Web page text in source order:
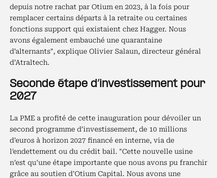
depuis notre rachat par Otium en 2023, à la fois pour
remplacer certains départs à la retraite ou certaines
fonctions support qui existaient chez Hagger. Nous
avons également embauché une quarantaine
d’alternants", explique Olivier Salaun, directeur général
d’Atraltech.
Seconde étape d’investissement pour
2027
La PME a profité de cette inauguration pour dévoiler un
second programme d’investissement, de 10 millions
d’euros à horizon 2027 financé en interne, via de
l'endettement ou du crédit bail. "Cette nouvelle usine
n’est qu’une étape importante que nous avons pu franchir
grâce au soutien d’Otium Capital. Nous avons une